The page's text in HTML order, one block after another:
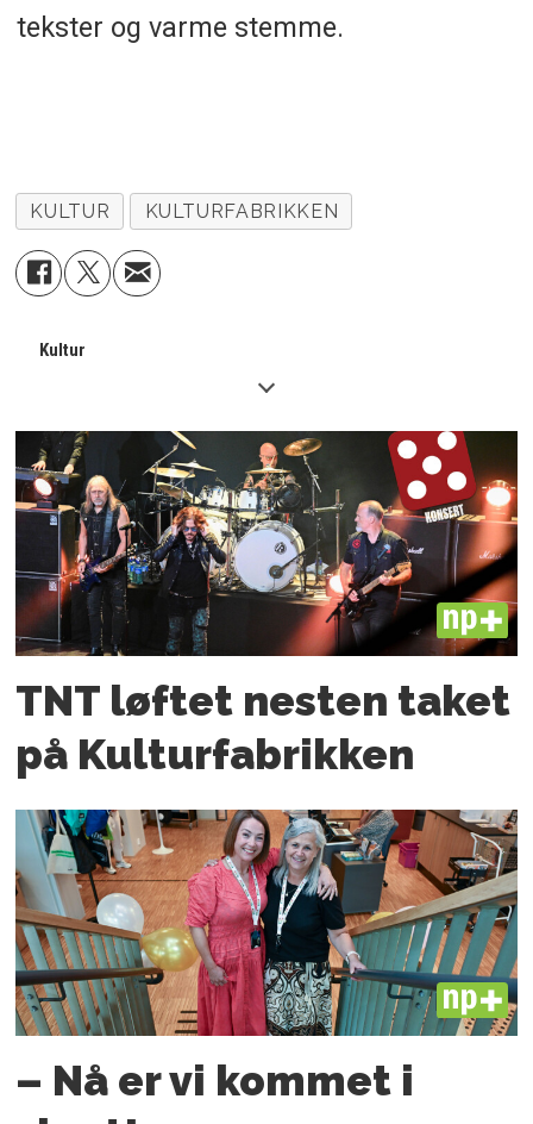
tekster og varme stemme.
KULTUR KULTURFABRIKKEN
Kultur
PLUS
TNT løftet nesten taket
på Kulturfabrikken
PLUS
– Nå er vi kommet i